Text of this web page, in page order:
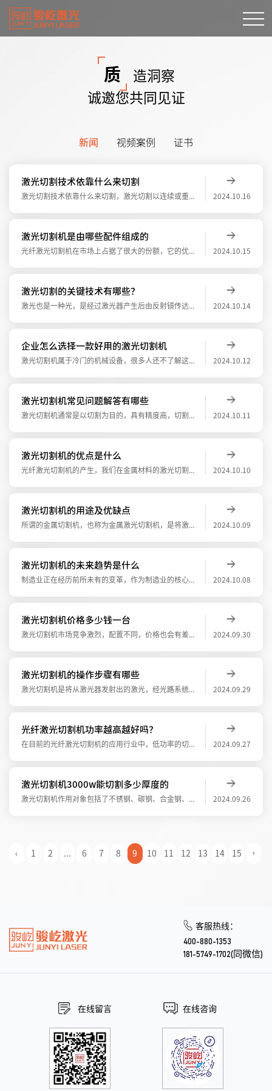
质
造洞察
诚邀您共同见证
新闻 视频案例 证书
激光切割技术依靠什么来切割
激光切割技术依靠什么来切割，激光切割以连续或重复脉冲方式工作，切割过程中激光光束聚焦成很小的光点(最小直径可小于0.1mm)，使焦点处达到很高的功率密度(可超过 这时光束输入(由光能转换)的热量远远超过被材料反射、传导或扩散的部分， 2024.10.16
激光切割机是由哪些配件组成的
光纤激光切割机在市场上占据了很大的份额，它的优点有很多，具有切割范围广，切割速度快，切割效果好，免维护等优良特性而被广泛使用。那么激光切割机是由哪些配件组成的？激光发生器激光发生器是指产生激光的设备或装置。它包括一个能够激发激光器介 2024.10.15
激光切割的关键技术有哪些？
激光也是一种光，是经过激光器产生后由反射镜传达并齐聚镜照耀到加工物件。激光切割的关键技术有哪些？一.是焦点位置控制技术聚焦透镜焦深越小，焦点光斑直径就越小，因此控制焦点相对于被切材料表面的位置十分重要。二.是切割穿孔技术任何一种热切 2024.10.14
企业怎么选择一款好用的激光切割机
激光切割机属于冷门的机械设备，很多人还不了解这个行业，内心有种想法是设备价格和质量存在直接关系，一定是越贵越好。其实不然，没要选择贵的，客户可根据自己的需求和预算，选择适合自己企业的激光切割设备能够帮助自己企业解决问题的设备才是较为 2024.10.12
激光切割机常见问题解答有哪些
激光切割机通常是以切割为目的，具有精度高，切割快速，不局限于切割图案限制，自动排版节省材料，切口平滑，加工成本低等特点，将逐渐改进或取代于传统的金属切割工艺设备。激光切割机常见问题解答有哪些呢？1.切割嘴发热是什么原因导致的随着激光 2024.10.11
激光切割机的优点是什么
光纤激光切割机的产生，我们在金属材料的激光切割生产加工领域的生产制造主力军得到了极大的提高。而且，由于激光切割机具有高精密、割缝小、速率更快、运动健身速率迅速等特点，激光切割机的优点是什么？一、切割精准度高金属材质是比较硬的，使用普 2024.10.10
激光切割机的用途及优缺点
所谓的金属切割机，也称为金属激光切割机，是将激光束照射到金属工件表面以熔化和蒸发金属工件以达到切割或雕刻的目的时释放的能量。精确快速切割，不限于切割模式限制，自动排版节省材料，平滑切割，低加工成本等。激光切割机的用途及优缺点？激光切 2024.10.09
激光切割机的未来趋势是什么
制造业正在经历前所未有的变革，作为制造业的核心设备之一，激光切割机在工业时代的应用前景愈发广阔。本文将探讨激光切割机在工业时代的未来趋势，以帮助企业更好地适应这一变革。一、高精度与高效率激光切割机在工业时代将继续追求高精度与高效率。 2024.10.08
激光切割机价格多少钱一台
激光切割机市场竞争激烈，配置不同，价格也会有差异，而且激光切割机的各个厂家的优劣势都不同，最主要还是看配置，购置时建议多找几家聊聊看，对比下各家配置，可以从切割头、激光器、冷水机、切割床等几方面去考量，再结合下价格、售后服务、性价比 2024.09.30
激光切割机的操作步骤有哪些
激光切割机是将从激光器发射出的激光，经光路系统，聚焦成高功率密度的激光束。激光切割机的操作步骤有哪些？1、固定切割材料将需要切割的材料固定在激光切割机的工作台面上。2、根据金属板材的材质及厚度对设备的参数进行相应的调整。3、选择合适 2024.09.29
光纤激光切割机功率越高越好吗？
在目前的光纤激光切割机的应用行业中，低功率的切割设备仍有很大的市场，可以肯定的说，小功率的激光切割设备在整个行业中占比最大。光纤激光切割机功率越高越好吗？因为预算的原因，不是所以厂家都能无条件的购买大功率的激光设备的。甚至在某些行业 2024.09.27
激光切割机3000w能切割多少厚度的
激光切割机作用对象包括了不锈钢、碳钢、合金钢、铝板、银、铜、钛等金属材料。针对不同的金属材料，不同功率激光切割机的切割厚度跟切割材料有很大的关系。1000瓦、2000瓦、3000瓦……不同功率的激光切割机能切割的厚度都是不同的。激光 2024.09.26
‹ 1 2 ... 6 7 8 9 10 11 12 13 14 15 ›
客服热线：
400-880-1353
181-5749-1702(同微信)
在线留言 在线咨询